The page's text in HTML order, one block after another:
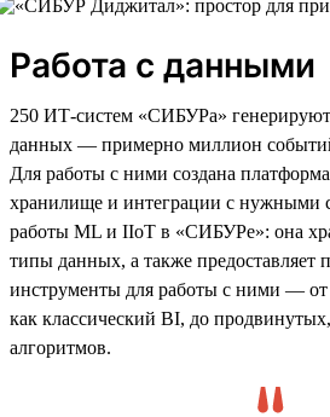
Работа с данными
250 ИТ-систем «СИБУРа»
данных — примерно миллион
Для работы с ними создана
хранилище и интеграции с нужными
работы ML и IIoT в «СИБУРе»: она
типы данных, а также предоставляет
инструменты для работы с ними — от
как классический BI, до
алгоритмов.